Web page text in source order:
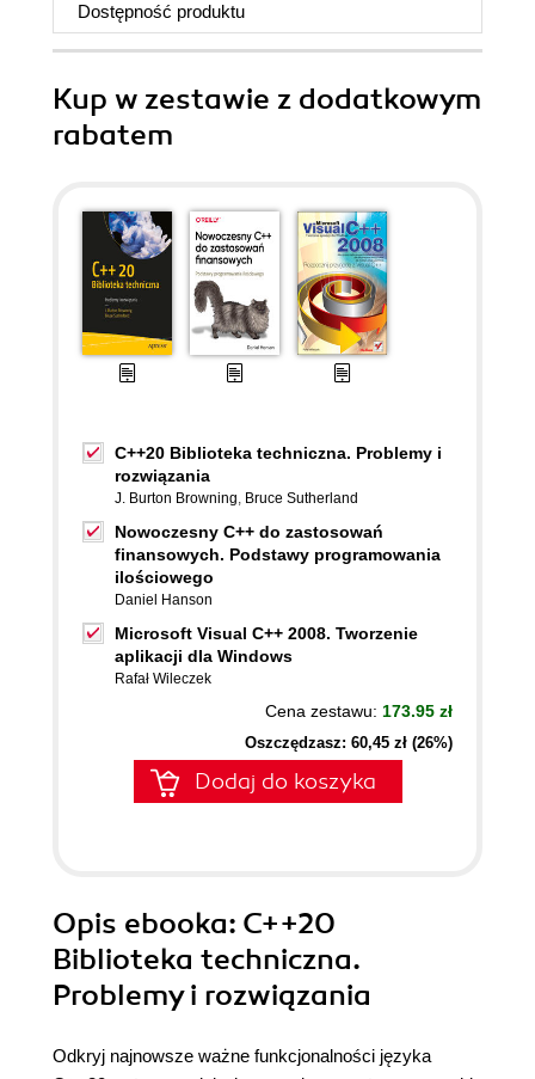
Dostępność produktu
Kup w zestawie z dodatkowym
rabatem
C++20 Biblioteka techniczna. Problemy i
rozwiązania
J. Burton Browning, Bruce Sutherland
Nowoczesny C++ do zastosowań
finansowych. Podstawy programowania
ilościowego
Daniel Hanson
Microsoft Visual C++ 2008. Tworzenie
aplikacji dla Windows
Rafał Wileczek
Cena zestawu: 173.95 zł
Oszczędzasz: 60,45 zł (26%)
Dodaj do koszyka
Opis ebooka: C++20
Biblioteka techniczna.
Problemy i rozwiązania
Odkryj najnowsze ważne funkcjonalności języka